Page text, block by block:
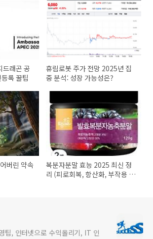
드래곤 공
록 꿀팁
휴림로봇 주가 전망 2025년 집
중 분석: 성장 가능성은?
버린 약속
복분자분말 효능 2025 최신 정
리 (피로회복, 항산화, 부작용 최
팁, 인터넷으로 수익올리기, IT 인